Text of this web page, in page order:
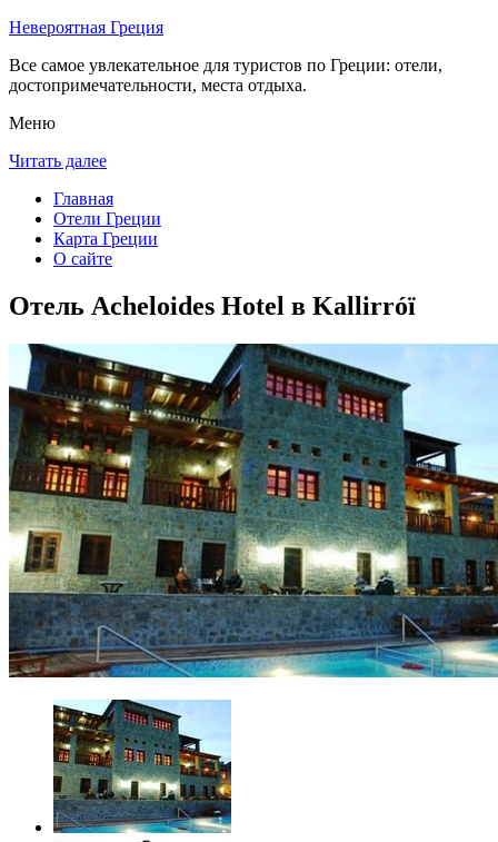
Невероятная Греция
Все самое увлекательное для туристов по Греции: отели,
достопримечательности, места отдыха.
Меню
Читать далее
Главная
Отели Греции
Карта Греции
О сайте
Отель Acheloides Hotel в Kallirróï